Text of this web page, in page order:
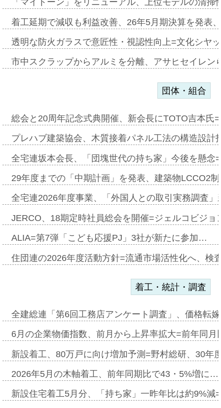
「マイトーン」をリニューアル、上位モデルの清
着工延期で減収も利益改善、26年5月期決算を発表
透明な防火ガラスで意匠性・視認性向上=文化シヤ
市中スクラップからアルミを分離、アサヒセイレ
団体・組合
総会と20周年記念式典開催、新会長にTOTO吉本氏
プレハブ建築協会、木質接着パネル工法の構造設
全宅連坂本会長、「団塊世代の持ち家」今後を懸
29年度までの「中期計画」を発表、建築物LCCO2
全宅連2026年度事業、「外国人との取引実務調査
JERCO、18期定時社員総会を開催=ジェルコビジ
ALIA=第7弾「こども応援PJ」3社が新たに参加…
住団連の2026年度活動方針=流通市場活性化へ、検
着工・統計・調査
全建総連「第6回工務店アンケート調査」、価格転
6月の企業物価指数、前月から上昇率拡大=前年同
新設着工、80万戸に向け増加予測=野村総研、30年
2026年5月の木軸着工、前年同期比で43・5%増に…
新設住宅着工5月分、「持ち家」一昨年比は約9%